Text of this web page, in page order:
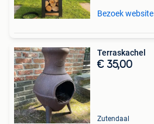
Bezoek website
Terraskachel
€ 35,00
Zutendaal